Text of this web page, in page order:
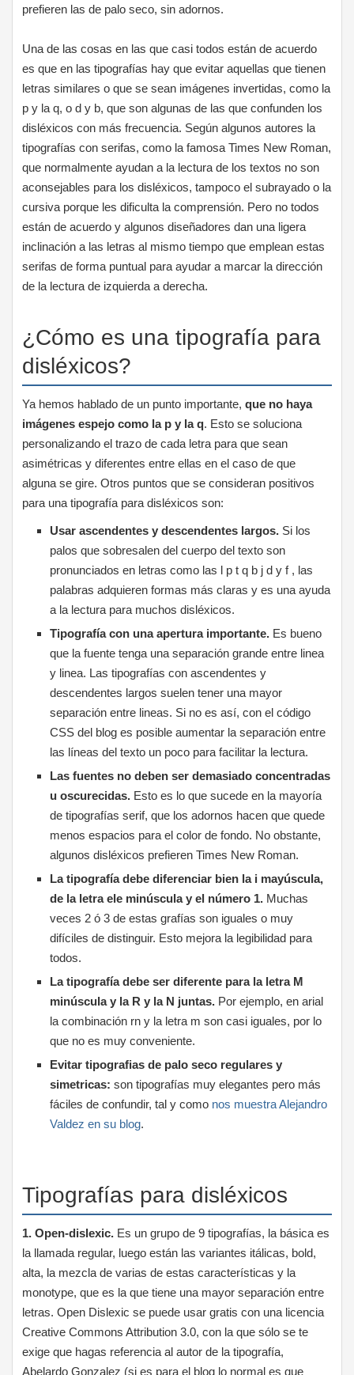
prefieren las de palo seco, sin adornos.
Una de las cosas en las que casi todos están de acuerdo
es que en las tipografías hay que evitar aquellas que tienen
letras similares o que se sean imágenes invertidas, como la
p y la q, o d y b, que son algunas de las que confunden los
disléxicos con más frecuencia. Según algunos autores la
tipografías con serifas, como la famosa Times New Roman,
que normalmente ayudan a la lectura de los textos no son
aconsejables para los disléxicos, tampoco el subrayado o la
cursiva porque les dificulta la comprensión. Pero no todos
están de acuerdo y algunos diseñadores dan una ligera
inclinación a las letras al mismo tiempo que emplean estas
serifas de forma puntual para ayudar a marcar la dirección
de la lectura de izquierda a derecha.
¿Cómo es una tipografía para
disléxicos?
Ya hemos hablado de un punto importante,que no haya
imágenes espejo como la p y la q. Esto se soluciona
personalizando el trazo de cada letra para que sean
asimétricas y diferentes entre ellas en el caso de que
alguna se gire. Otros puntos que se consideran positivos
para una tipografía para disléxicos son:
Usar ascendentes y descendentes largos. Si los
palos que sobresalen del cuerpo del texto son
pronunciados en letras como las l p t q b j d y f , las
palabras adquieren formas más claras y es una ayuda
a la lectura para muchos disléxicos.
Tipografía con una apertura importante. Es bueno
que la fuente tenga una separación grande entre linea
y linea. Las tipografías con ascendentes y
descendentes largos suelen tener una mayor
separación entre lineas. Si no es así, con el código
CSS del blog es posible aumentar la separación entre
las líneas del texto un poco para facilitar la lectura.
Las fuentes no deben ser demasiado concentradas
u oscurecidas. Esto es lo que sucede en la mayoría
de tipografías serif, que los adornos hacen que quede
menos espacios para el color de fondo. No obstante,
algunos disléxicos prefieren Times New Roman.
La tipografía debe diferenciar bien la i mayúscula,
de la letra ele minúscula y el número 1. Muchas
veces 2 ó 3 de estas grafías son iguales o muy
difíciles de distinguir. Esto mejora la legibilidad para
todos.
La tipografía debe ser diferente para la letra M
minúscula y la R y la N juntas. Por ejemplo, en arial
la combinación rn y la letra m son casi iguales, por lo
que no es muy conveniente.
Evitar tipografias de palo seco regulares y
simetricas: son tipografías muy elegantes pero más
fáciles de confundir, tal y como nos muestra Alejandro
Valdez en su blog.
Tipografías para disléxicos
1. Open-dislexic. Es un grupo de 9 tipografías, la básica es
la llamada regular, luego están las variantes itálicas, bold,
alta, la mezcla de varias de estas características y la
monotype, que es la que tiene una mayor separación entre
letras. Open Dislexic se puede usar gratis con una licencia
Creative Commons Attribution 3.0, con la que sólo se te
exige que hagas referencia al autor de la tipografía,
Abelardo Gonzalez (si es para el blog lo normal es que